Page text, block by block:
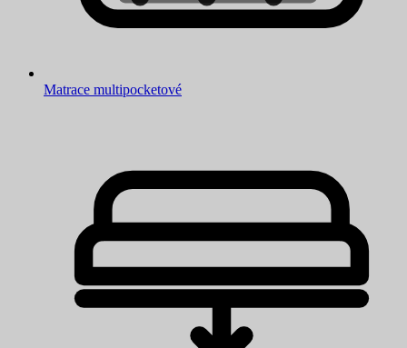
Matrace multipocketové